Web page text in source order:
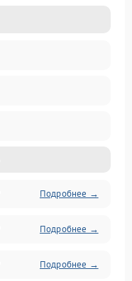
Подробнее →
Подробнее →
Подробнее →